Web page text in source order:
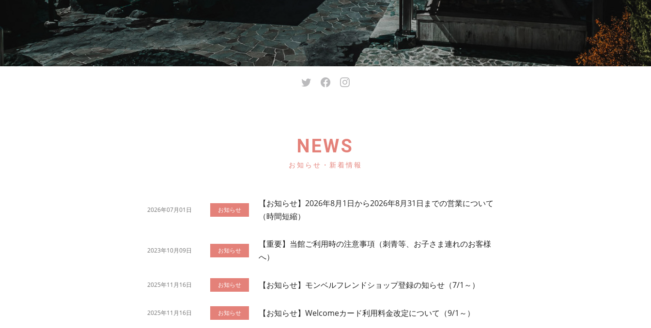
NEWS
お知らせ・新着情報
2026年07月01日
【お知らせ】2026年8月1日から2026年8月31日までの営業について
（時間短縮）
2023年10月09日
【重要】当館ご利用時の注意事項（刺青等、お子さま連れのお客様
へ）
2025年11月16日 【お知らせ】モンベルフレンドショップ登録の知らせ（7/1～）
2025年11月16日 【お知らせ】Welcomeカード利用料金改定について（9/1～）